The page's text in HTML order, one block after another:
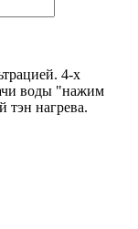
4-х
воды "нажим
тэн нагрева.